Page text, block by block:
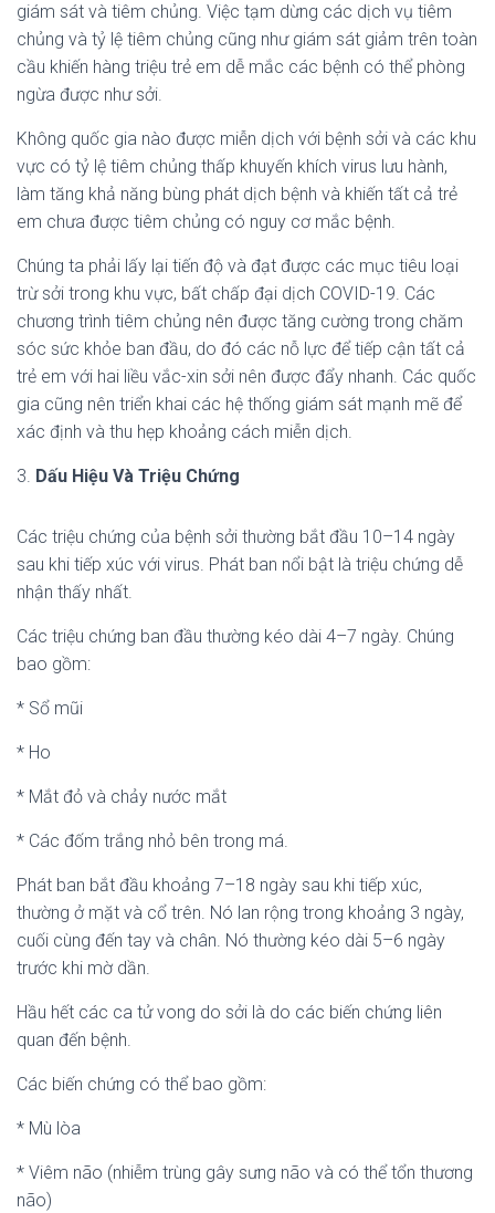
giám sát và tiêm chủng. Việc tạm dừng các dịch vụ tiêm
chủng và tỷ lệ tiêm chủng cũng như giám sát giảm trên toàn
cầu khiến hàng triệu trẻ em dễ mắc các bệnh có thể phòng
ngừa được như sởi.
Không quốc gia nào được miễn dịch với bệnh sởi và các khu
vực có tỷ lệ tiêm chủng thấp khuyến khích virus lưu hành,
làm tăng khả năng bùng phát dịch bệnh và khiến tất cả trẻ
em chưa được tiêm chủng có nguy cơ mắc bệnh.
Chúng ta phải lấy lại tiến độ và đạt được các mục tiêu loại
trừ sởi trong khu vực, bất chấp đại dịch COVID-19. Các
chương trình tiêm chủng nên được tăng cường trong chăm
sóc sức khỏe ban đầu, do đó các nỗ lực để tiếp cận tất cả
trẻ em với hai liều vắc-xin sởi nên được đẩy nhanh. Các quốc
gia cũng nên triển khai các hệ thống giám sát mạnh mẽ để
xác định và thu hẹp khoảng cách miễn dịch.
3. Dấu Hiệu Và Triệu Chứng
Các triệu chứng của bệnh sởi thường bắt đầu 10–14 ngày
sau khi tiếp xúc với virus. Phát ban nổi bật là triệu chứng dễ
nhận thấy nhất.
Các triệu chứng ban đầu thường kéo dài 4–7 ngày. Chúng
bao gồm:
* Sổ mũi
* Ho
* Mắt đỏ và chảy nước mắt
* Các đốm trắng nhỏ bên trong má.
Phát ban bắt đầu khoảng 7–18 ngày sau khi tiếp xúc,
thường ở mặt và cổ trên. Nó lan rộng trong khoảng 3 ngày,
cuối cùng đến tay và chân. Nó thường kéo dài 5–6 ngày
trước khi mờ dần.
Hầu hết các ca tử vong do sởi là do các biến chứng liên
quan đến bệnh.
Các biến chứng có thể bao gồm:
* Mù lòa
* Viêm não (nhiễm trùng gây sưng não và có thể tổn thương
não)